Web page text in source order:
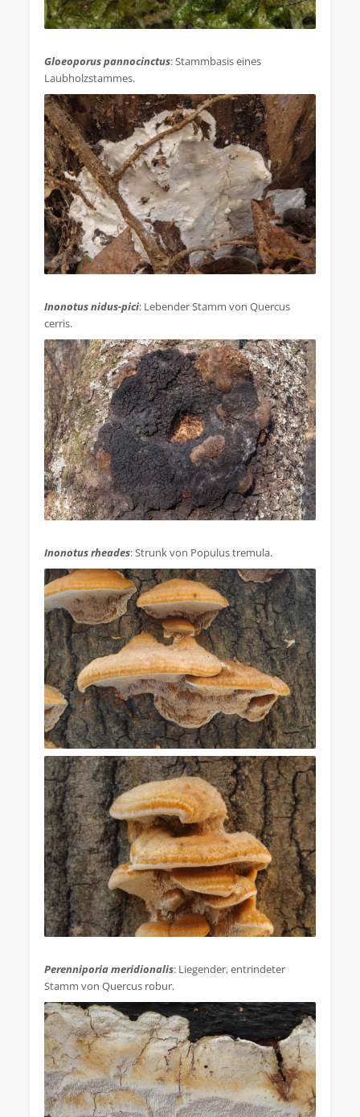
Gloeoporus pannocinctus: Stammbasis eines
Laubholzstammes.
Inonotus nidus-pici: Lebender Stamm von Quercus
cerris.
Inonotus rheades: Strunk von Populus tremula.
Perenniporia meridionalis: Liegender, entrindeter
Stamm von Quercus robur.